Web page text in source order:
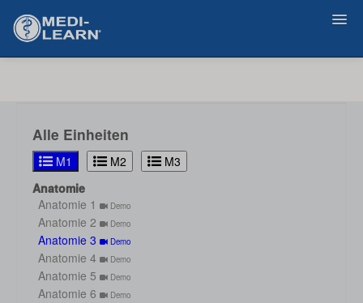
Alle Einheiten
M1 M2
M3
Anatomie
Anatomie 1
Demo
Anatomie 2 Demo
Anatomie 3 Demo
Anatomie 4 Demo
Anatomie 5 Demo
Anatomie 6 Demo